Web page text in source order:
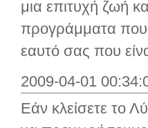
μια επιτυχή ζωή
προγράμματα που
εαυτό σας που
2009-04-01
Εάν κλείσετε το